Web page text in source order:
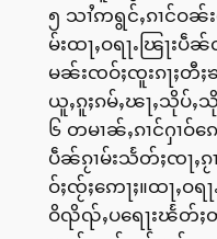
၅ သၢႆဢရွင်ႇၵၢင်ဝၼ်
မ်းထႃႇဝရႃႉၽြႃး
မၼ်းၸဝ်ႈၸူးၵႃႈတီႈ
ယူႇၵူႈၵမ်ႇၽႃႇသိုပ်ႇ
၆ တမၢၼ်ႇၵၢင်ႁၢဝ်ၵ
ပဵၼ်ၵႂၢမ်းသႅတ်ႈၸႃႇ
ဝ်ႈၸႂ်ႈဢေႃႈ။ထႃႇဝ
ဝိၺိၺ်ႇပရေႃးၽႅတ်